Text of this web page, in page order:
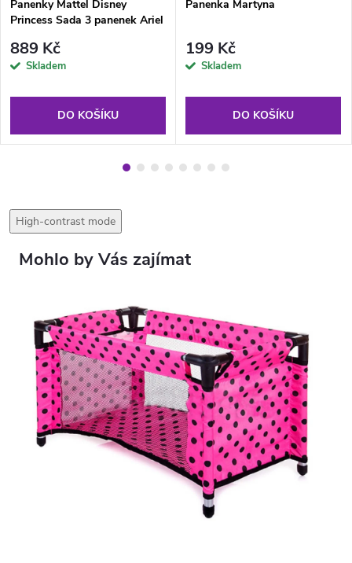
Panenky Mattel Disney
Princess Sada 3 panenek Ariel
889 Kč
Skladem
DO KOŠÍKU
Panenka Martyna
199 Kč
Skladem
DO KOŠÍKU
High-contrast mode